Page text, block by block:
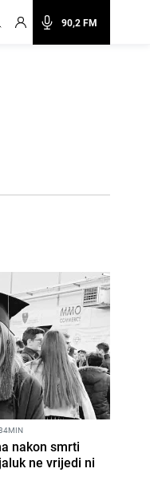
90,2 FM
nakon smrti
ne vrijedi ni